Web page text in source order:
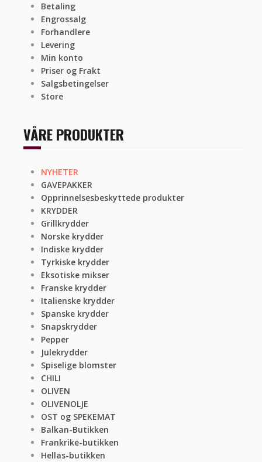
Betaling
Engrossalg
Forhandlere
Levering
Min konto
Priser og Frakt
Salgsbetingelser
Store
VÅRE PRODUKTER
NYHETER
GAVEPAKKER
Opprinnelsesbeskyttede produkter
KRYDDER
Grillkrydder
Norske krydder
Indiske krydder
Tyrkiske krydder
Eksotiske mikser
Franske krydder
Italienske krydder
Spanske krydder
Snapskrydder
Pepper
Julekrydder
Spiselige blomster
CHILI
OLIVEN
OLIVENOLJE
OST og SPEKEMAT
Balkan-Butikken
Frankrike-butikken
Hellas-butikken